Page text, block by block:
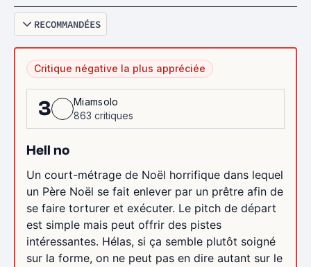
RECOMMANDÉES
Critique négative la plus appréciée
3
Miamsolo
863 critiques
Hell no
Un court-métrage de Noël horrifique dans lequel
un Père Noël se fait enlever par un prêtre afin de
se faire torturer et exécuter. Le pitch de départ
est simple mais peut offrir des pistes
intéressantes. Hélas, si ça semble plutôt soigné
sur la forme, on ne peut pas en dire autant sur le